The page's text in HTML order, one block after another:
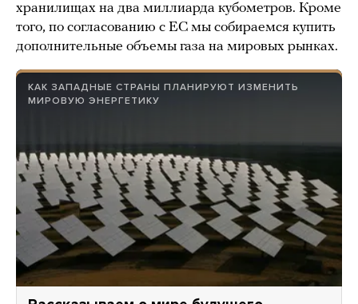
хранилищах на два миллиарда кубометров. Кроме
того, по согласованию с ЕС мы собираемся купить
дополнительные объемы газа на мировых рынках.
КАК ЗАПАДНЫЕ СТРАНЫ ПЛАНИРУЮТ ИЗМЕНИТЬ
МИРОВУЮ ЭНЕРГЕТИКУ